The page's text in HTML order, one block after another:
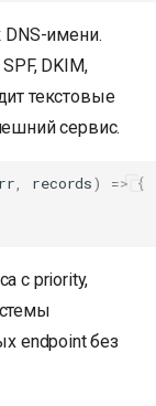
DNS-имени.
DKIM,
текстовые
сервис.
records) => {
с priority,
endpoint без